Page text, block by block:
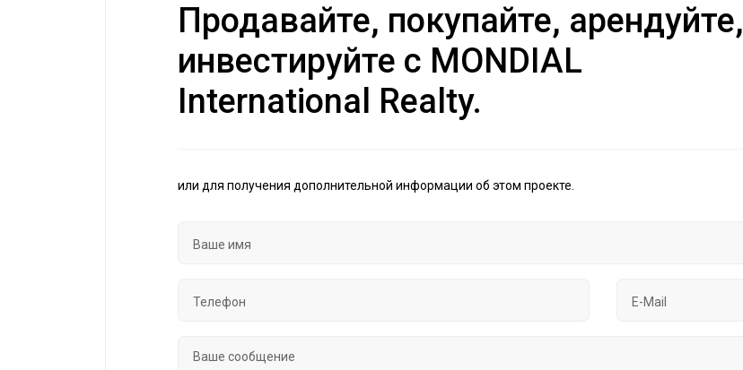
Продавайте, покупайте, арендуйте,
инвестируйте с MONDIAL
International Realty.
или для получения дополнительной информации об этом проекте.